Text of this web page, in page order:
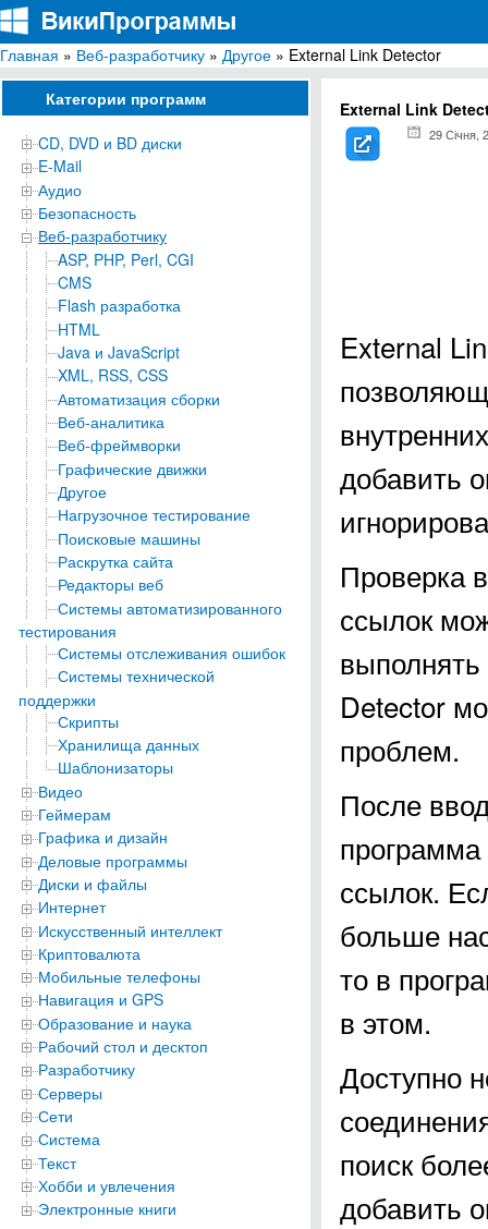
ВикиПрограммы
Энциклопедия бесплатных компьютерных программ для Windows
Главная » Веб-разработчику » Другое » External Link Detector
Категории программ
CD, DVD и BD диски
E-Mail
Аудио
Безопасность
Веб-разработчику
ASP, PHP, Perl, CGI
CMS
Flash разработка
HTML
Java и JavaScript
XML, RSS, CSS
Автоматизация сборки
Веб-аналитика
Веб-фреймворки
Графические движки
Другое
Нагрузочное тестирование
Поисковые машины
Раскрутка сайта
Редакторы веб
Системы автоматизированного
тестирования
Системы отслеживания ошибок
Системы технической
поддержки
Скрипты
Хранилища данных
Шаблонизаторы
Видео
Геймерам
Графика и дизайн
Деловые программы
Диски и файлы
Интернет
Искусственный интеллект
Криптовалюта
Мобильные телефоны
Навигация и GPS
Образование и наука
Рабочий стол и десктоп
Разработчику
Серверы
Сети
Система
Текст
Хобби и увлечения
Электронные книги
External Link
29 Січня,
External
добавить
Проверка
ссылок
Detector
проблем.
После
ссылок.
больше
то в
в этом.
Доступно
поиск
добавить